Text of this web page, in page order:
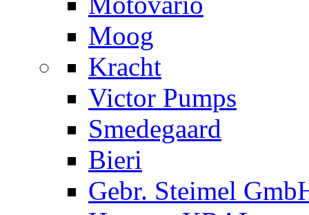
Moog
Kracht
Victor Pumps
Smedegaard
Bieri
Gebr. Steimel